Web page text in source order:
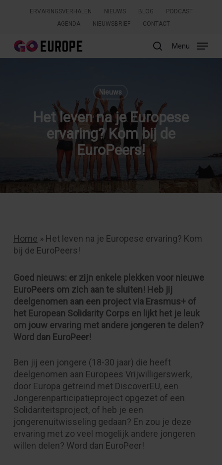
content
ERVARINGSVERHALEN NIEUWS BLOG
PODCAST
AGENDA
NIEUWSBRIEF CONTACT
search
Menu
Nieuws
Het leven na je Europese
ervaring? Kom bij de
EuroPeers!
Home » Het leven na je Europese ervaring? Kom
bij de EuroPeers!
Goed nieuws: er zijn enkele plekken voor nieuwe
EuroPeers om zich aan te sluiten! Heb jij
deelgenomen aan een project via Erasmus+ of
het European Solidarity Corps en lijkt het je leuk
om jouw ervaring met andere jongeren te delen?
Word dan EuroPeer!
Ben jij een jongere (18-30 jaar) die heeft
deelgenomen aan Europees Vrijwilligerswerk,
door Europa getreind met DiscoverEU, een
Jongerenparticipatieproject opgezet of een
Solidariteitsproject, of heb je een
jongerenuitwisseling gedaan? En zou je deze
ervaring met zo veel mogelijk andere jongeren
willen delen? Word dan EuroPeer!